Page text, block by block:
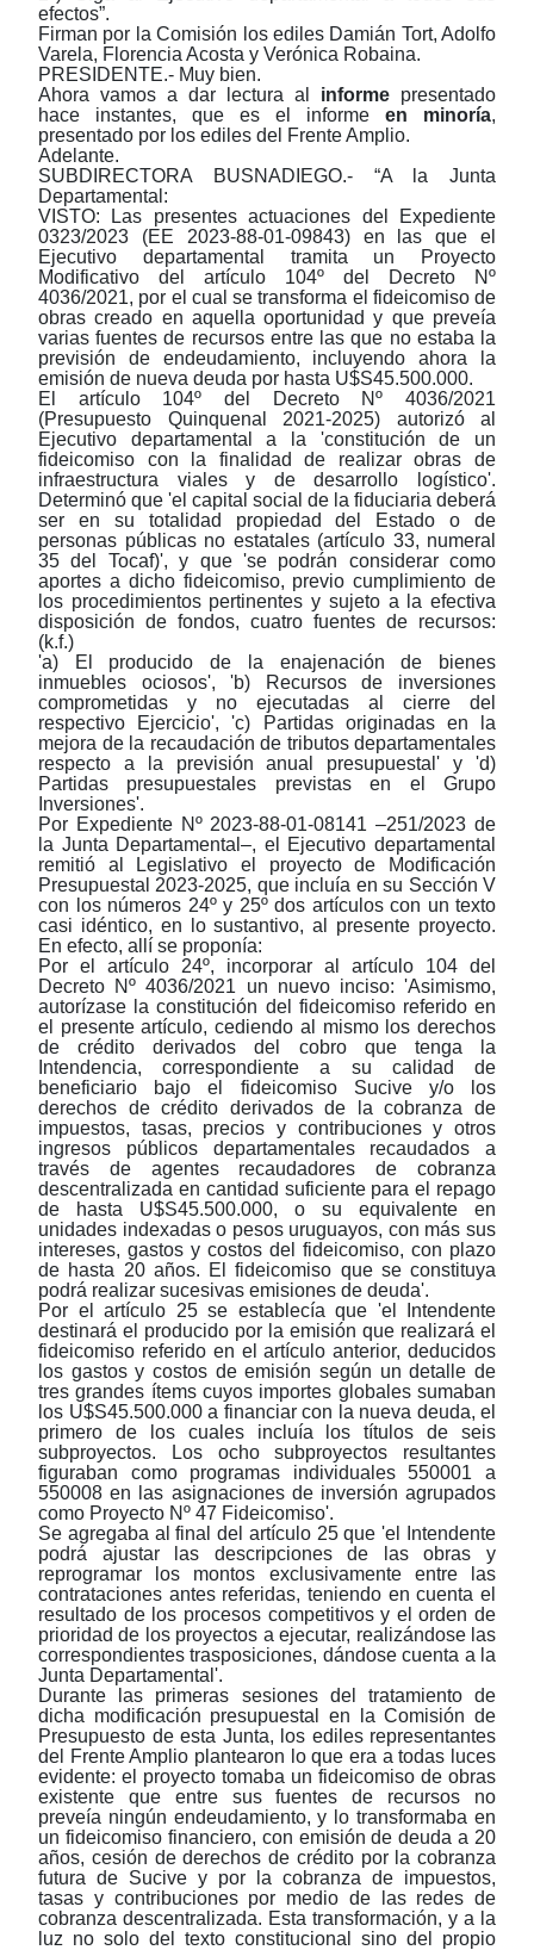
efectos”.
Firman por la Comisión los ediles Damián Tort, Adolfo
Varela, Florencia Acosta y Verónica Robaina.
PRESIDENTE.- Muy bien.
Ahora vamos a dar lectura al informe presentado
hace instantes, que es el informe en minoría,
presentado por los ediles del Frente Amplio.
Adelante.
SUBDIRECTORA BUSNADIEGO.- “A la Junta
Departamental:
VISTO: Las presentes actuaciones del Expediente
0323/2023 (EE 2023-88-01-09843) en las que el
Ejecutivo departamental tramita un Proyecto
Modificativo del artículo 104º del Decreto Nº
4036/2021, por el cual se transforma el fideicomiso de
obras creado en aquella oportunidad y que preveía
varias fuentes de recursos entre las que no estaba la
previsión de endeudamiento, incluyendo ahora la
emisión de nueva deuda por hasta U$S45.500.000.
El artículo 104º del Decreto Nº 4036/2021
(Presupuesto Quinquenal 2021-2025) autorizó al
Ejecutivo departamental a la 'constitución de un
fideicomiso con la finalidad de realizar obras de
infraestructura viales y de desarrollo logístico'.
Determinó que 'el capital social de la fiduciaria deberá
ser en su totalidad propiedad del Estado o de
personas públicas no estatales (artículo 33, numeral
35 del Tocaf)', y que 'se podrán considerar como
aportes a dicho fideicomiso, previo cumplimiento de
los procedimientos pertinentes y sujeto a la efectiva
disposición de fondos, cuatro fuentes de recursos:
(k.f.)
'a) El producido de la enajenación de bienes
inmuebles ociosos', 'b) Recursos de inversiones
comprometidas y no ejecutadas al cierre del
respectivo Ejercicio', 'c) Partidas originadas en la
mejora de la recaudación de tributos departamentales
respecto a la previsión anual presupuestal' y 'd)
Partidas presupuestales previstas en el Grupo
Inversiones'.
Por Expediente Nº 2023-88-01-08141‒251/2023 de
la Junta Departamental‒, el Ejecutivo departamental
remitió al Legislativo el proyecto de Modificación
Presupuestal 2023-2025, que incluía en su Sección V
con los números 24º y 25º dos artículos con un texto
casi idéntico, en lo sustantivo, al presente proyecto.
En efecto, allí se proponía:
Por el artículo 24º, incorporar al artículo 104 del
Decreto Nº 4036/2021 un nuevo inciso: 'Asimismo,
autorízase la constitución del fideicomiso referido en
el presente artículo, cediendo al mismo los derechos
de crédito derivados del cobro que tenga la
Intendencia, correspondiente a su calidad de
beneficiario bajo el fideicomiso Sucive y/o los
derechos de crédito derivados de la cobranza de
impuestos, tasas, precios y contribuciones y otros
ingresos públicos departamentales recaudados a
través de agentes recaudadores de cobranza
descentralizada en cantidad suficiente para el repago
de hasta U$S45.500.000, o su equivalente en
unidades indexadas o pesos uruguayos, con más sus
intereses, gastos y costos del fideicomiso, con plazo
de hasta 20 años. El fideicomiso que se constituya
podrá realizar sucesivas emisiones de deuda'.
Por el artículo 25 se establecía que 'el Intendente
destinará el producido por la emisión que realizará el
fideicomiso referido en el artículo anterior, deducidos
los gastos y costos de emisión según un detalle de
tres grandes ítems cuyos importes globales sumaban
los U$S45.500.000 a financiar con la nueva deuda, el
primero de los cuales incluía los títulos de seis
subproyectos. Los ocho subproyectos resultantes
figuraban como programas individuales 550001 a
550008 en las asignaciones de inversión agrupados
como Proyecto Nº 47 Fideicomiso'.
Se agregaba al final del artículo 25 que 'el Intendente
podrá ajustar las descripciones de las obras y
reprogramar los montos exclusivamente entre las
contrataciones antes referidas, teniendo en cuenta el
resultado de los procesos competitivos y el orden de
prioridad de los proyectos a ejecutar, realizándose las
correspondientes trasposiciones, dándose cuenta a la
Junta Departamental'.
Durante las primeras sesiones del tratamiento de
dicha modificación presupuestal en la Comisión de
Presupuesto de esta Junta, los ediles representantes
del Frente Amplio plantearon lo que era a todas luces
evidente: el proyecto tomaba un fideicomiso de obras
existente que entre sus fuentes de recursos no
preveía ningún endeudamiento, y lo transformaba en
un fideicomiso financiero, con emisión de deuda a 20
años, cesión de derechos de crédito por la cobranza
futura de Sucive y por la cobranza de impuestos,
tasas y contribuciones por medio de las redes de
cobranza descentralizada. Esta transformación, y a la
luz no solo del texto constitucional sino del propio